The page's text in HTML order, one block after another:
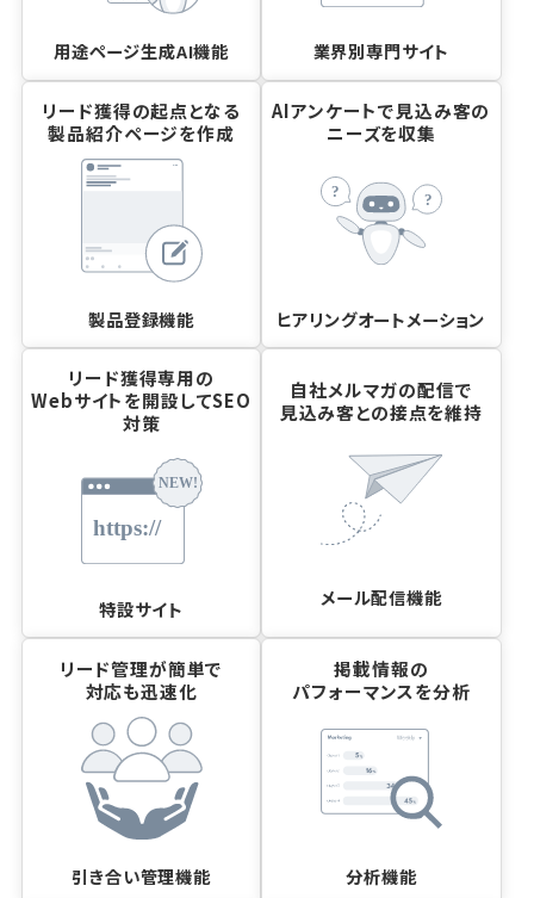
用途ページ生成AI機能 業界別専門サイト
リード獲得の起点となる
製品紹介ページを作成
製品登録機能
AIアンケートで見込み客の
ニーズを収集
ヒアリングオートメーション
リード獲得専用の
Webサイトを開設してSEO
対策
特設サイト
自社メルマガの配信で
見込み客との接点を維持
メール配信機能
リード管理が簡単で
対応も迅速化
引き合い管理機能
掲載情報の
パフォーマンスを分析
分析機能